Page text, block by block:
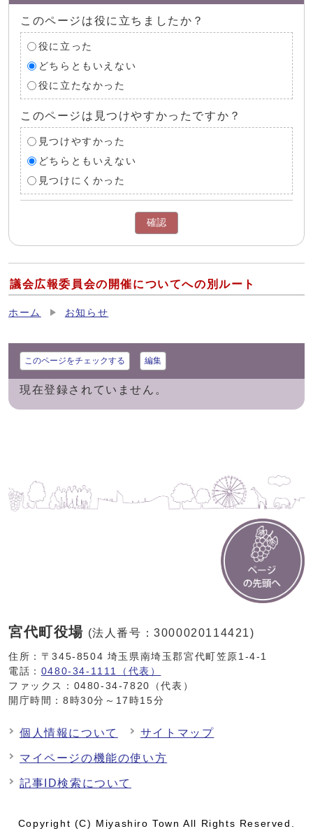
このページは役に立ちましたか？
役に立った
どちらともいえない
役に立たなかった
このページは見つけやすかったですか？
見つけやすかった
どちらともいえない
見つけにくかった
確認
議会広報委員会の開催についてへの別ルート
ホーム お知らせ
このページをチェックする 編集
現在登録されていません。
宮代町役場 (法人番号：3000020114421)
住所：〒345-8504 埼玉県南埼玉郡宮代町笠原1-4-1
電話： 0480-34-1111（代表）
ファックス：0480-34-7820（代表）
開庁時間：8時30分～17時15分
個人情報について サイトマップ
マイページの機能の使い方
記事ID検索について
Copyright (C) Miyashiro Town All Rights Reserved.